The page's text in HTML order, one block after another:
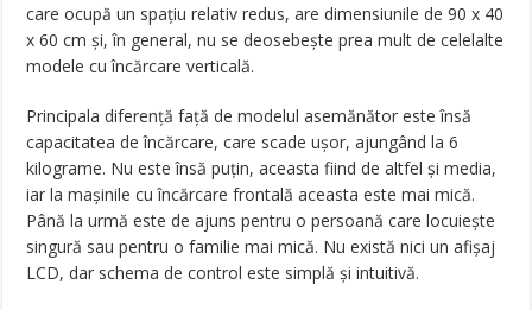
care ocupă un spaţiu relativ redus, are dimensiunile de 90 x 40
x 60 cm şi, în general, nu se deosebeşte prea mult de celelalte
modele cu încărcare verticală.
Principala diferenţă faţă de modelul asemănător este însă
capacitatea de încărcare, care scade uşor, ajungând la 6
kilograme. Nu este însă puţin, aceasta fiind de altfel şi media,
iar la maşinile cu încărcare frontală aceasta este mai mică.
Până la urmă este de ajuns pentru o persoană care locuieşte
singură sau pentru o familie mai mică. Nu există nici un afişaj
LCD, dar schema de control este simplă şi intuitivă.